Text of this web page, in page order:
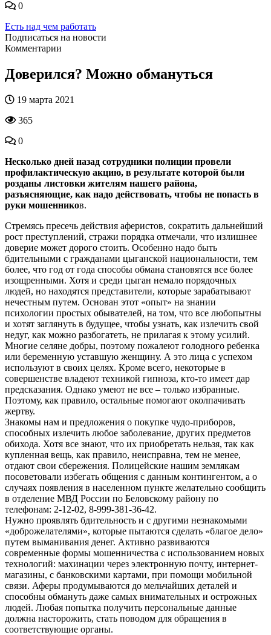
0
Есть над чем работать
Подписаться на новости
Комментарии
Доверился? Можно обмануться
19 марта 2021
365
0
Несколько дней назад сотрудники полиции провели
профилактическую акцию, в результате которой были
розданы листовки жителям нашего района,
разъясняющие, как надо действовать, чтобы не попасть в
руки мошенников.
Стремясь пресечь действия аферистов, сократить дальнейший
рост преступлений, стражи порядка отмечали, что излишнее
доверие может дорого стоить. Особенно надо быть
бдительными с гражданами цыганской национальности, тем
более, что год от года способы обмана становятся все более
изощренными. Хотя и среди цыган немало порядочных
людей, но находятся представители, которые зарабатывают
нечестным путем. Основан этот «опыт» на знании
психологии простых обывателей, на том, что все любопытны
и хотят заглянуть в будущее, чтобы узнать, как излечить свой
недуг, как можно разбогатеть, не прилагая к этому усилий.
Многие селяне добры, поэтому пожалеют голодного ребенка
или беременную уставшую женщину. А это лица с успехом
используют в своих целях. Кроме всего, некоторые в
совершенстве владеют техникой гипноза, кто-то имеет дар
предсказания. Однако умеют не все – только избранные.
Поэтому, как правило, остальные помогают околпачивать
жертву.
Знакомы нам и предложения о покупке чудо-приборов,
способных излечить любое заболевание, других предметов
обихода. Хотя все знают, что их приобретать нельзя, так как
купленная вещь, как правило, неисправна, тем не менее,
отдают свои сбережения. Полицейские нашим землякам
посоветовали избегать общения с данным контингентом, а о
случаях появления в населенном пункте желательно сообщить
в отделение МВД России по Беловскому району по
телефонам: 2-12-02, 8-999-381-36-42.
Нужно проявлять бдительность и с другими незнакомыми
«доброжелателями», которые пытаются сделать «благое дело»
путем выманивания денег. Активно развиваются
современные формы мошенничества с использованием новых
технологий: махинации через электронную почту, интернет-
магазины, с банковскими картами, при помощи мобильной
связи. Аферы продумываются до мельчайших деталей и
способны обмануть даже самых внимательных и острожных
людей. Любая попытка получить персональные данные
должна насторожить, стать поводом для обращения в
соответствующие органы.